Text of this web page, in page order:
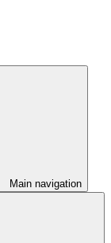
Main navigation